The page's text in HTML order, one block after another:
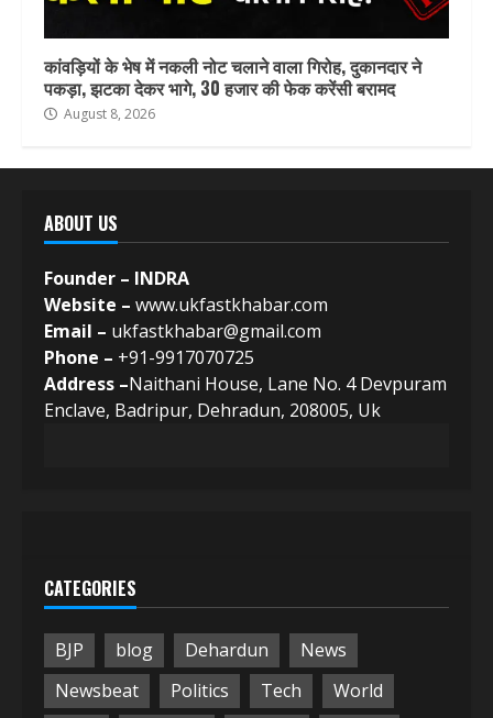
कांवड़ियों के भेष में नकली नोट चलाने वाला गिरोह, दुकानदार ने
पकड़ा, झटका देकर भागे, 30 हजार की फेक करेंसी बरामद
August 8, 2026
ABOUT US
Founder – INDRA
Website – www.ukfastkhabar.com
Email – ukfastkhabar@gmail.com
Phone – +91-9917070725
Address –Naithani House, Lane No. 4 Devpuram
Enclave, Badripur, Dehradun, 208005, Uk
CATEGORIES
BJP blog Dehardun
News
Newsbeat
Politics Tech
World